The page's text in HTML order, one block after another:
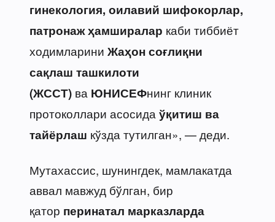
гинекология, оилавий шифокорлар,
патронаж ҳамширалар каби тиббиёт
ходимларини Жаҳон соғлиқни
сақлаш ташкилоти
(ЖССТ) ва ЮНИСЕФнинг клиник
протоколлари асосида ўқитиш ва
тайёрлаш кўзда тутилган», — деди.
Мутахассис, шунингдек, мамлакатда
аввал мавжуд бўлган, бир
қатор перинатал марказларда